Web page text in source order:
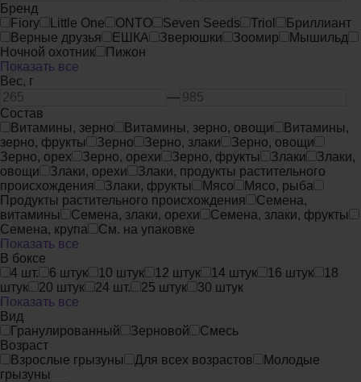
Бренд
Fiory
Little One ONTO Seven Seeds Triol
Бриллиант
Верные друзья
ЕШКА Зверюшки Зоомир
Мышильд
Ночной охотник
Пижон
Показать все
Вес, г
—
Состав
Витамины, зерно
Витамины, зерно, овощи
Витамины,
зерно, фрукты
Зерно Зерно, злаки
Зерно, овощи
Зерно, орех
Зерно, орехи Зерно, фрукты Злаки
Злаки,
овощи
Злаки, орехи
Злаки, продукты растительного
происхождения
Злаки, фрукты Мясо
Мясо, рыба
Продукты растительного происхождения
Семена,
витамины
Семена, злаки, орехи
Семена, злаки, фрукты
Семена, крупа
См. на упаковке
Показать все
В боксе
4 шт.
6 штук 10 штук 12 штук 14 штук 16 штук
18
штук
20 штук 24 шт. 25 штук
30 штук
Показать все
Вид
Гранулированный
Зерновой
Смесь
Возраст
Взрослые грызуны
Для всех возрастов
Молодые
грызуны